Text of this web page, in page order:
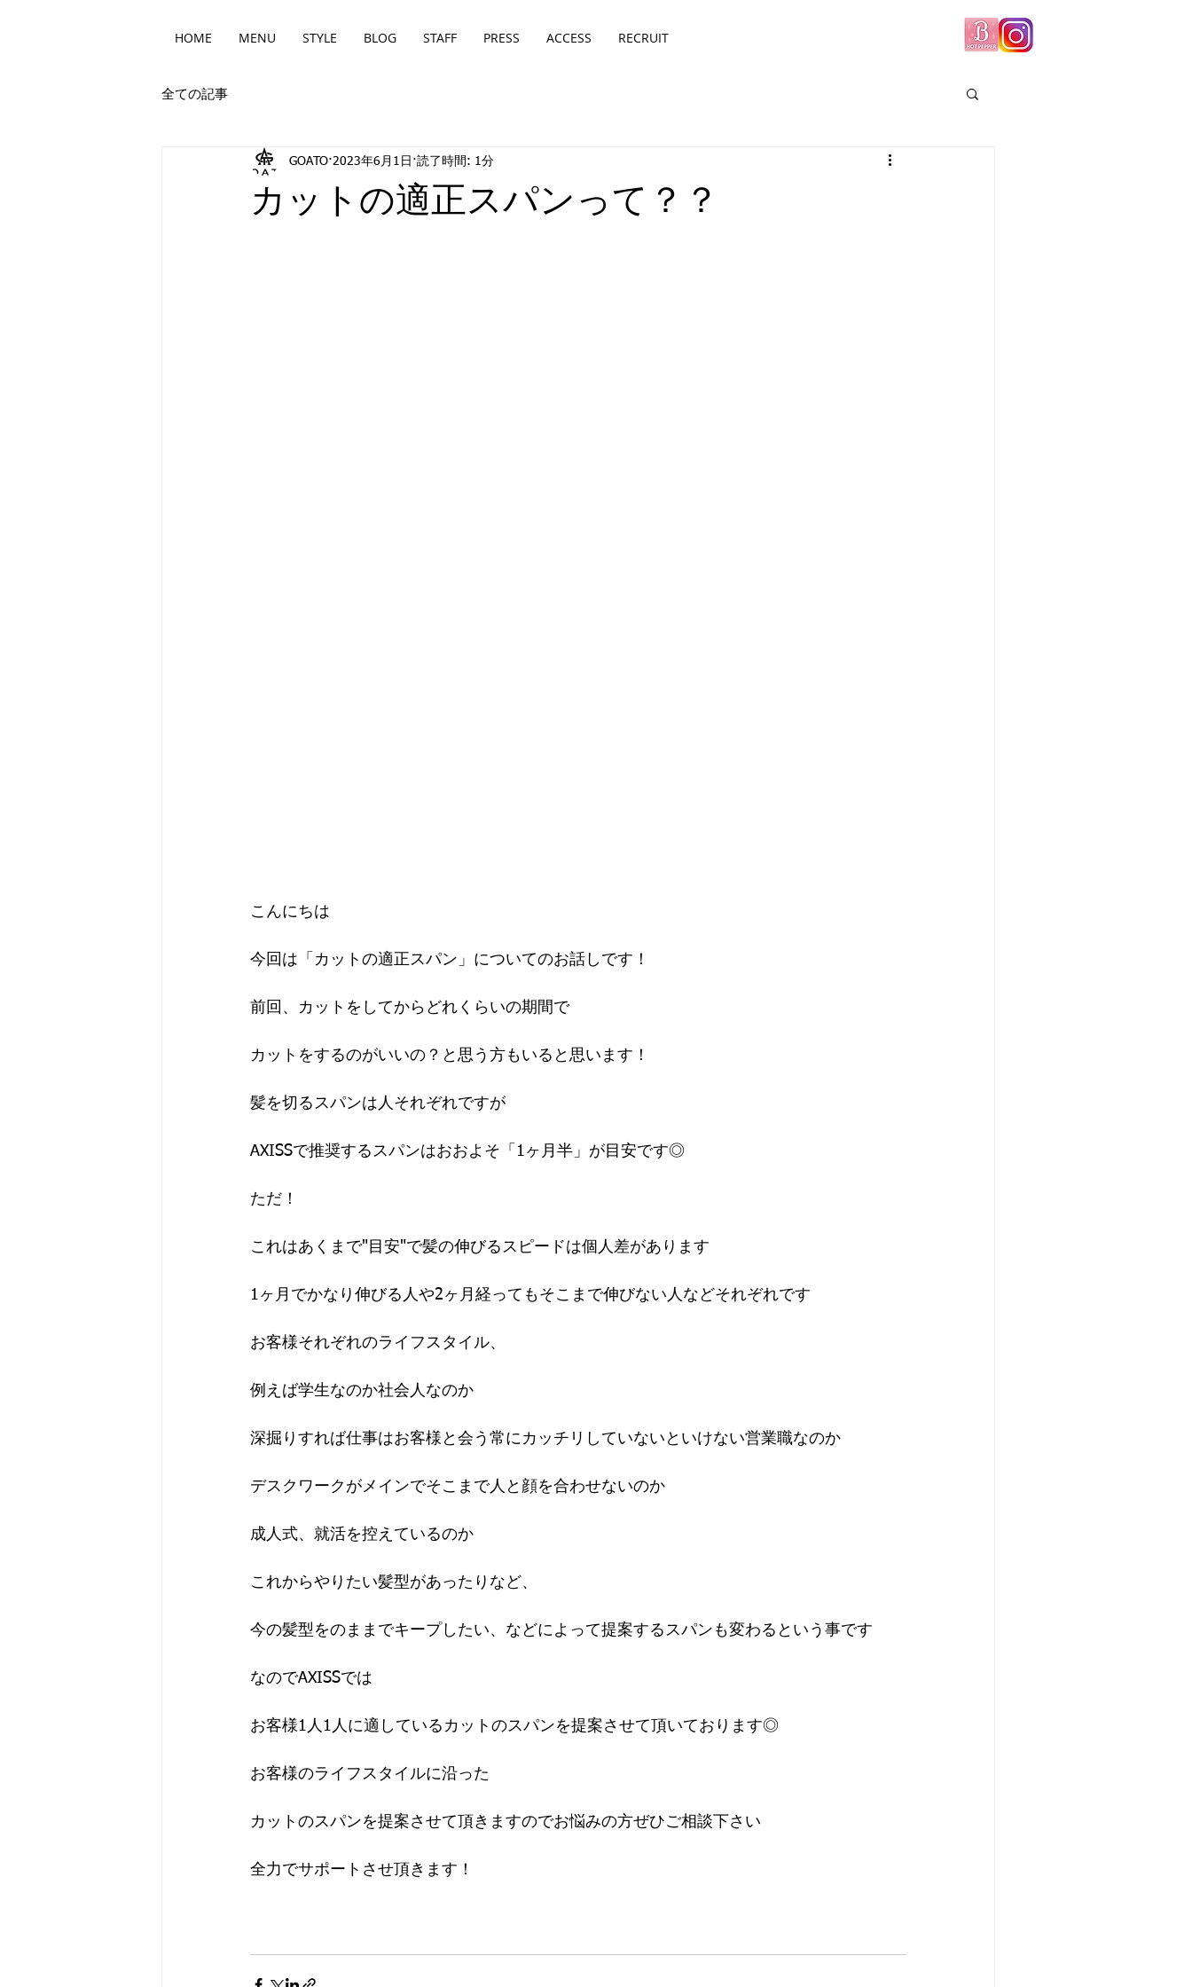
HOME MENU STYLE BLOG STAFF PRESS ACCESS RECRUIT
全ての記事
カットの適正スパンって？？
GOATO 2023年6月1日 読了時間: 1分
こんにちは
今回は「カットの適正スパン」についてのお話しです！
前回、カットをしてからどれくらいの期間で
カットをするのがいいの？と思う方もいると思います！
髪を切るスパンは人それぞれですが
AXISSで推奨するスパンはおおよそ「1ヶ月半」が目安です◎
ただ！
これはあくまで"目安"で髪の伸びるスピードは個人差があります
1ヶ月でかなり伸びる人や2ヶ月経ってもそこまで伸びない人などそれぞれです
お客様それぞれのライフスタイル、
例えば学生なのか社会人なのか
深掘りすれば仕事はお客様と会う常にカッチリしていないといけない営業職なのか
デスクワークがメインでそこまで人と顔を合わせないのか
成人式、就活を控えているのか
これからやりたい髪型があったりなど、
今の髪型をのままでキープしたい、などによって提案するスパンも変わるという事です
なのでAXISSでは
お客様1人1人に適しているカットのスパンを提案させて頂いております◎
お客様のライフスタイルに沿った
カットのスパンを提案させて頂きますのでお悩みの方ぜひご相談下さい
全力でサポートさせ頂きます！